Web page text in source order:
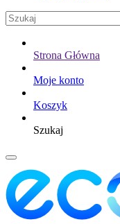
Strona Główna
Moje konto
Koszyk
Szukaj